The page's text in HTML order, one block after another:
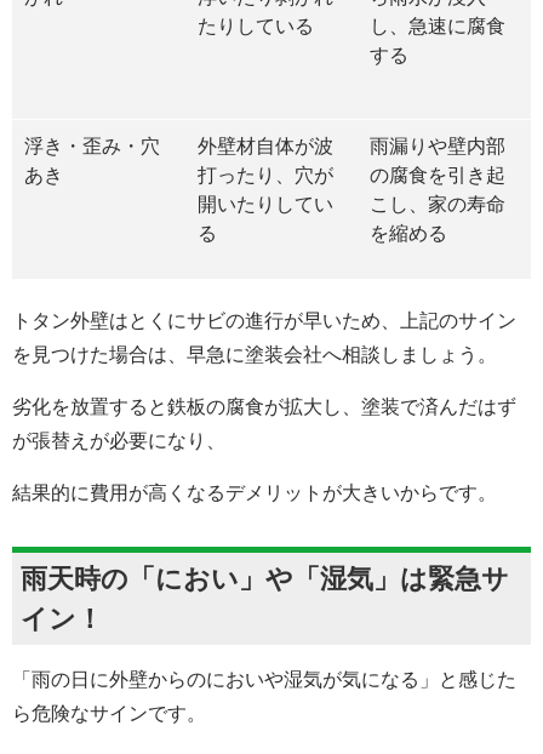
たりしている
し、急速に腐食
する
浮き・歪み・穴
あき
外壁材自体が波
打ったり、穴が
開いたりしてい
る
雨漏りや壁内部
の腐食を引き起
こし、家の寿命
を縮める
トタン外壁はとくにサビの進行が早いため、上記のサイン
を見つけた場合は、早急に塗装会社へ相談しましょう。
劣化を放置すると鉄板の腐食が拡大し、塗装で済んだはず
が張替えが必要になり、
結果的に費用が高くなるデメリットが大きいからです。
雨天時の「におい」や「湿気」は緊急サ
イン！
「雨の日に外壁からのにおいや湿気が気になる」と感じた
ら危険なサインです。